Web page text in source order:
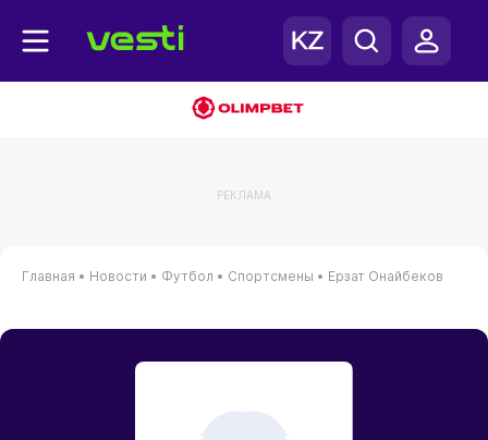
РЕКЛАМА
Главная • Новости • Футбол • Спортсмены • Ерзат Онайбеков